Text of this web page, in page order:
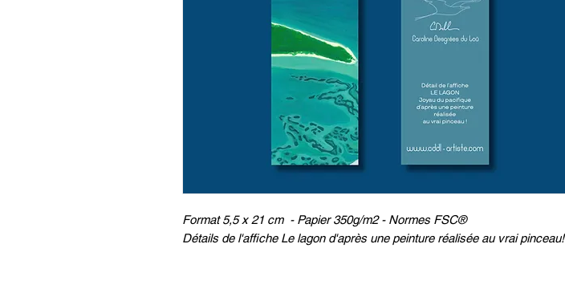
Format 5,5 x 21 cm - Papier 350g/m2 - Normes FSC®
Détails de l'affiche Le lagon d'après une peinture réalisée au vrai pinceau!